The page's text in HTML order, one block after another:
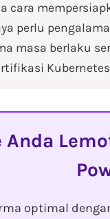
cara
perlu
masa berlaku
optimal